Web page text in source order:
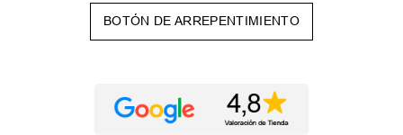
BOTÓN DE ARREPENTIMIENTO